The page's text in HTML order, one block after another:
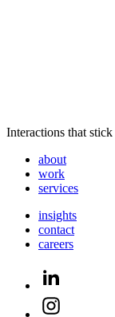
Interactions that stick
about
work
services
insights
contact
careers